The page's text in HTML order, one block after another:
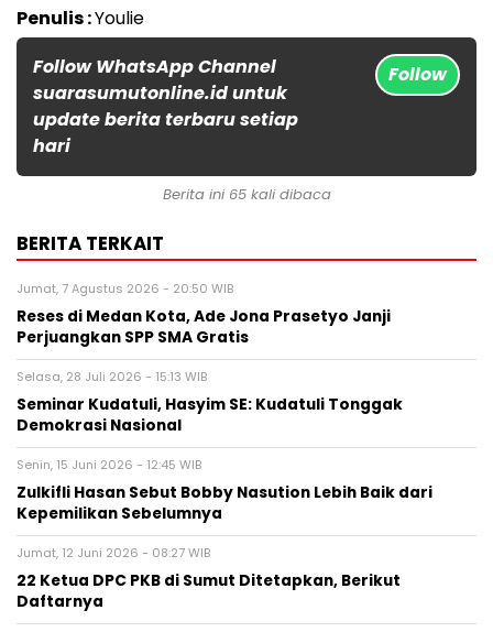
Penulis :Youlie
Follow WhatsApp Channel
suarasumutonline.id untuk
update berita terbaru setiap
hari
Follow
Berita ini 65 kali dibaca
BERITA TERKAIT
Jumat, 7 Agustus 2026 - 20:50 WIB
Reses di Medan Kota, Ade Jona Prasetyo Janji
Perjuangkan SPP SMA Gratis
Selasa, 28 Juli 2026 - 15:13 WIB
Seminar Kudatuli, Hasyim SE: Kudatuli Tonggak
Demokrasi Nasional
Senin, 15 Juni 2026 - 12:45 WIB
Zulkifli Hasan Sebut Bobby Nasution Lebih Baik dari
Kepemilikan Sebelumnya
Jumat, 12 Juni 2026 - 08:27 WIB
22 Ketua DPC PKB di Sumut Ditetapkan, Berikut
Daftarnya